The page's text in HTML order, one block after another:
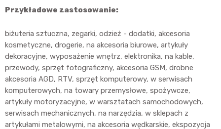
Przykładowe zastosowanie:
biżuteria sztuczna, zegarki, odzież - dodatki, akcesoria
kosmetyczne, drogerie, na akcesoria biurowe, artykuły
dekoracyjne, wyposażenie wnętrz, elektronika, na kable,
przewody, sprzęt fotograficzny, akcesoria GSM, drobne
akcesoria AGD, RTV, sprzęt komputerowy, w serwisach
komputerowych, na towary przemysłowe, spożywcze,
artykuły motoryzacyjne, w warsztatach samochodowych,
serwisach mechanicznych, na narzędzia, w sklepach z
artykułami metalowymi, na akcesoria wędkarskie, ekspozycja